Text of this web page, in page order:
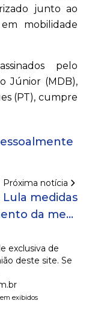
junto ao
mobilidade
pelo
Júnior (MDB),
(PT), cumpre
Próxima notícia
medidas
da meta
exclusiva de
deste site. Se
exibidos